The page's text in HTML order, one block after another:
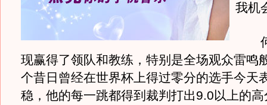
我机
何
现赢得了领队和教练，特别是全场观众雷鸣
个昔日曾经在世界杯上得过零分的选手今天
稳，他的每一跳都得到裁判打出9.0以上的高